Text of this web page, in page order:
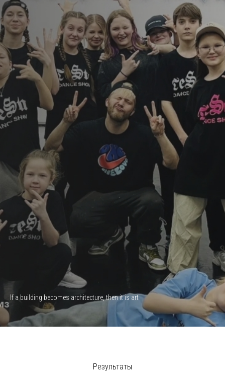
If a building becomes architecture, then it is art
Результаты